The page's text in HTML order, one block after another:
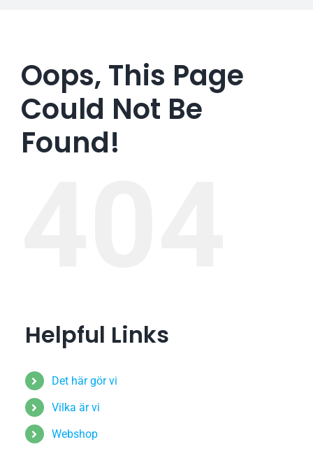
Oops, This Page
Could Not Be
Found!
Helpful Links
Det här gör vi
Vilka är vi
Webshop